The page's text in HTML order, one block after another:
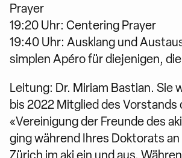
Prayer
19:20 Uhr: Centering Prayer
19:40 Uhr: Ausklang und
simplen Apéro für diejenigen,
Leitung: Dr. Miriam Bastian. Sie
bis 2022 Mitglied des Vorstands
«Vereinigung der Freunde des
ging während Ihres Doktorats